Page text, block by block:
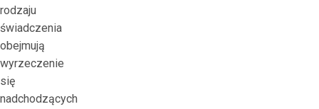
rodzaju
świadczenia
obejmują
wyrzeczenie
się
nadchodzących